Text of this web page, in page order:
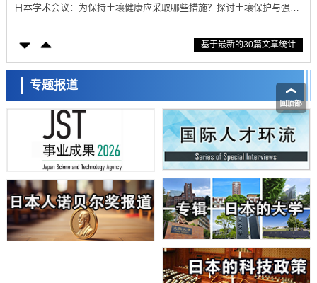
日本学术会议：为保持土壤健康应采取哪些措施？探讨土壤保护与强化
大阪大学开发基于水氢键网络的温度预测新方法，AI从分子排列信息中
经济・社会
【AI法上篇】如何对“将人生交给AI”保持危机感——中央大学平野晋教
授专访
科学研究
庆应义塾大学阐明脑内“游击手”小胶质细胞包裹保护受损神经细胞的机
制，有望用于开发阿尔茨海默病等疾病疗法
科学研究
日本东北大学与横滨橡胶全球首次从纳米尺度揭示橡胶—黄铜粘接界面
劣化抑制机制，为提升轮胎安全性与耐久性的材料设计开辟道路
科学研究
近畿大学等发现植物染料“日本茜”的红色成分可抑制老化与炎症，有望
成为新型功能性材料
科学研究
群马大学开发针对难治性癫痫的新型基因疗法，利用超小型GAD67启动
九州大学揭示夜间眼压升高机制：两种激素波动叠加所致
基于最新的30篇文章统计
专题报道